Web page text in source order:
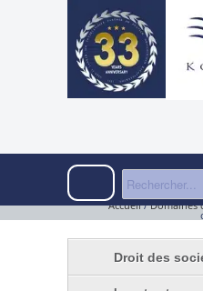
Accueil/Domaines
Droit des